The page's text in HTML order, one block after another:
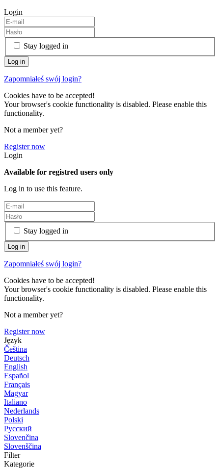
Login
Stay logged in
Zapomniałeś swój login?
Cookies have to be accepted!
Your browser's cookie functionality is disabled. Please enable this
functionality.
Not a member yet?
Register now
Login
Available for registred users only
Log in to use this feature.
Stay logged in
Zapomniałeś swój login?
Cookies have to be accepted!
Your browser's cookie functionality is disabled. Please enable this
functionality.
Not a member yet?
Register now
Język
Čeština
Deutsch
English
Español
Français
Magyar
Italiano
Nederlands
Polski
Русский
Slovenčina
Slovenščina
Filter
Kategorie